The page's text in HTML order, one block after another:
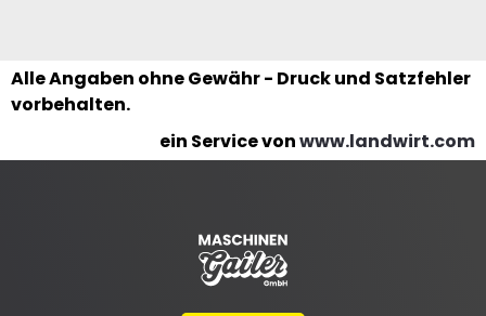
Alle Angaben ohne Gewähr - Druck und Satzfehler
vorbehalten.
ein Service vonwww.landwirt.com